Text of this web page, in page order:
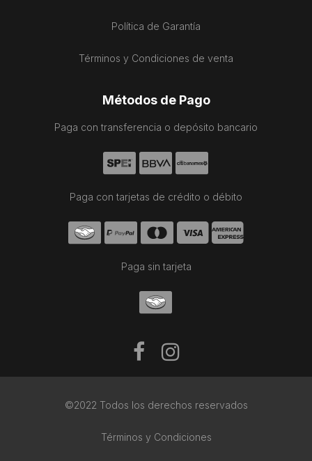
Política de Garantía
Términos y Condiciones de venta
Métodos de Pago
Paga con transferencia o depósito bancario
Paga con tarjetas de crédito o débito
Paga sin tarjeta
©2022 Todos los derechos reservados
Términos y Condiciones